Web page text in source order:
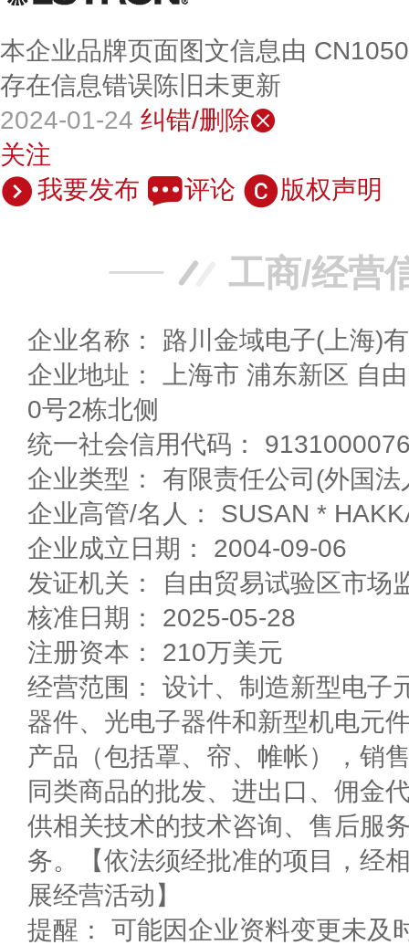
本企业品牌页面图文信息由
存在信息错误陈旧未更新
2024-01-24 纠错/删除
关注
我要发布
评论 版权声明
工商/经营
企业名称： 路川金域电子(上海)
企业地址： 上海市 浦东新区 自由贸易试验区川桥路151
0号2栋北侧
统一社会信用代码：
企业类型： 有限责任公司(外国法
企业高管/名人： SUSAN *
企业成立日期： 2004-09-06
发证机关： 自由贸易试验区市场
核准日期： 2025-05-28
注册资本： 210万美元
经营范围： 设计、制造新型电子
器件、光电子器件和新型机电元
产品（包括罩、帘、帷帐），销
同类商品的批发、进出口、佣金
供相关技术的技术咨询、售后服
务。【依法须经批准的项目，经
展经营活动】
提醒： 可能因企业资料变更未及